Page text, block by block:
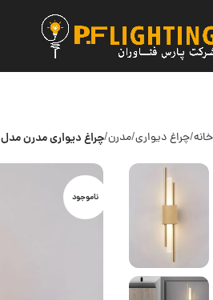
خانه چراغ دیواری مدرن چراغ دیواری مدرن مدل Sleek Gold
ناموجود